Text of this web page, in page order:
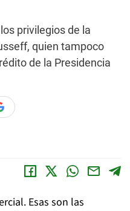
privilegios de la
quien tampoco
de la Presidencia
Esas son las